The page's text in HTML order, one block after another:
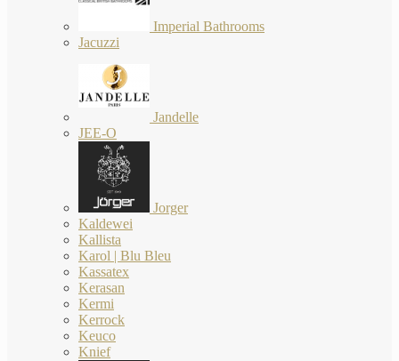
Imperial Bathrooms
Jacuzzi
Jandelle
JEE-O
Jorger
Kaldewei
Kallista
Karol | Blu Bleu
Kassatex
Kerasan
Kermi
Kerrock
Keuco
Knief